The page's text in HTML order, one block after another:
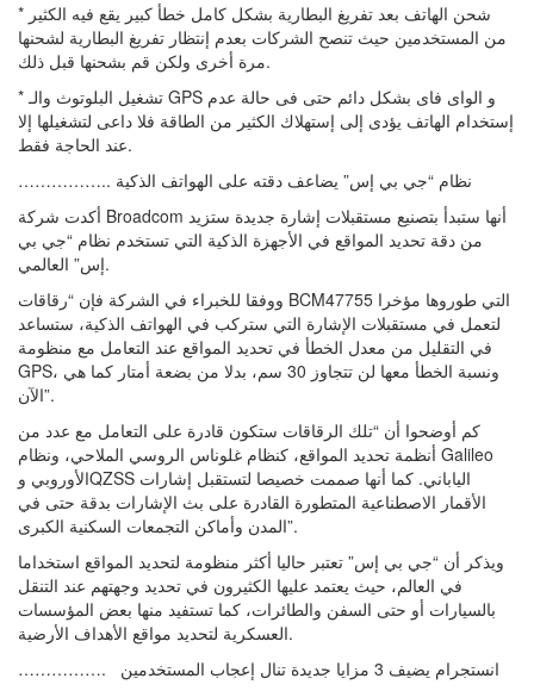
* شحن الهاتف بعد تفريغ البطارية بشكل كامل خطأ كبير يقع فيه الكثير
من المستخدمين حيث تنصح الشركات بعدم إنتظار تفريغ البطارية لشحنها
مرة أخرى ولكن قم بشحنها قبل ذلك.
* تشغيل البلوتوث والـ GPS و الواى فاى بشكل دائم حتى فى حالة عدم
إستخدام الهاتف يؤدى إلى إستهلاك الكثير من الطاقة فلا داعى لتشغيلها إلا
عند الحاجة فقط.
…………….. نظام “جي بي إس” يضاعف دقته على الهواتف الذكية
أكدت شركة Broadcom أنها ستبدأ بتصنيع مستقبلات إشارة جديدة ستزيد
من دقة تحديد المواقع في الأجهزة الذكية التي تستخدم نظام “جي بي
إس” العالمي.
ووفقا للخبراء في الشركة فإن “رقاقات BCM47755 التي طوروها مؤخرا
لتعمل في مستقبلات الإشارة التي ستركب في الهواتف الذكية، ستساعد
في التقليل من معدل الخطأ في تحديد المواقع عند التعامل مع منظومة
GPS، ونسبة الخطأ معها لن تتجاوز 30 سم، بدلا من بضعة أمتار كما هي
الآن”.
كم أوضحوا أن “تلك الرقاقات ستكون قادرة على التعامل مع عدد من
أنظمة تحديد المواقع، كنظام غلوناس الروسي الملاحي، ونظام Galileo
الأوروبي وQZSS الياباني. كما أنها صممت خصيصا لتستقبل إشارات
الأقمار الاصطناعية المتطورة القادرة على بث الإشارات بدقة حتى في
المدن وأماكن التجمعات السكنية الكبرى”.
ويذكر أن “جي بي إس” تعتبر حاليا أكثر منظومة لتحديد المواقع استخداما
في العالم، حيث يعتمد عليها الكثيرون في تحديد وجهتهم عند التنقل
بالسيارات أو حتى السفن والطائرات، كما تستفيد منها بعض المؤسسات
العسكرية لتحديد مواقع الأهداف الأرضية.
……………. انستجرام يضيف 3 مزايا جديدة تنال إعجاب المستخدمين